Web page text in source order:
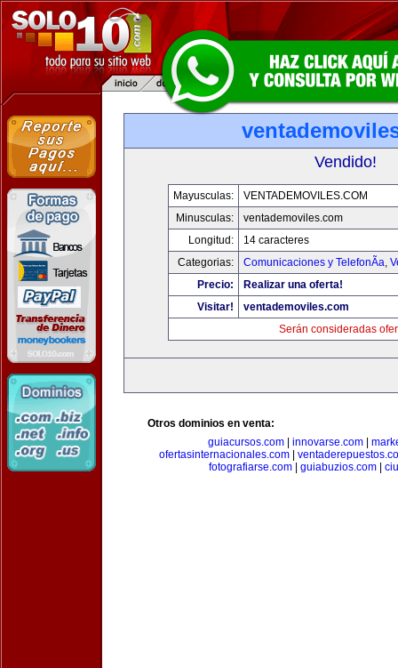
Vendido!
Mayusculas:
VENTADEMOVILES.COM
Minusculas:
ventademoviles.com
Longitud:
14 caracteres
Categorias:
Comunicaciones y TelefonÃ­a,
Precio:
Realizar una oferta!
Visitar!
ventademoviles.com
Serán consideradas
Otros dominios en venta:
guiacursos.com| innovarse.com|
ofertasinternacionales.com|
fotografiarse.com| guiabuzios.com|